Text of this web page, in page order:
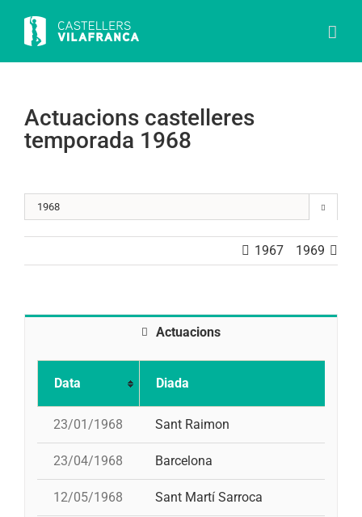
content
Actuacions castelleres
temporada 1968

1967 1969
Actuacions
Data Diada
23/01/1968 Sant Raimon
23/04/1968 Barcelona
12/05/1968 Sant Martí Sarroca